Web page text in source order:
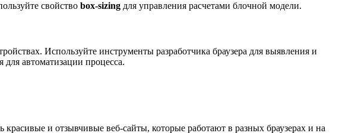
свойство box-sizing для управления расчетами блочной модели.
Используйте инструменты разработчика браузера для выявления и
для автоматизации процесса.
и отзывчивые веб-сайты, которые работают в разных браузерах и на